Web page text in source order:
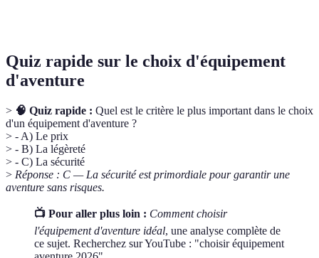
Quiz rapide sur le choix d'équipement
d'aventure
> 🧠 Quiz rapide : Quel est le critère le plus important dans le choix
d'un équipement d'aventure ?
> - A) Le prix
> - B) La légèreté
> - C) La sécurité
> Réponse : C — La sécurité est primordiale pour garantir une
aventure sans risques.
📺 Pour aller plus loin : Comment choisir
l'équipement d'aventure idéal, une analyse complète de
ce sujet. Recherchez sur YouTube : "choisir équipement